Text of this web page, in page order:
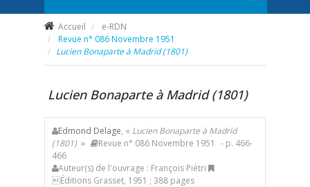
Accueil
e-RDN
Revue n° 086 Novembre 1951
Lucien Bonaparte à Madrid (1801)
Lucien Bonaparte à Madrid (1801)
Edmond Delage, « Lucien Bonaparte à Madrid
(1801) » Revue n° 086 Novembre 1951
- p. 466-
466
Auteur(s) de l'ouvrage : François Piétri
Éditions Grasset, 1951 ; 388 pages